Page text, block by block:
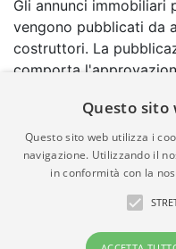
Gli annunci immobiliari
vengono pubblicati da
costruttori. La
comporta
garanzia da parte di
quindi non è
correttezza, della
materia di privacy e/o
suddetti annunci.
© Copyright 2007 -
Questo sito
Questo sito web utilizza i
navigazione. Utilizzando il
in conformità con la